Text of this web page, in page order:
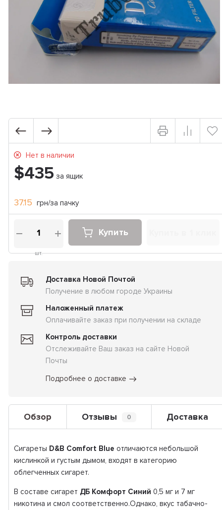
Нет в наличии
$435 за ящик
37.15 грн/за пачку
шт.
Купить
Доставка Новой Почтой
Получение в любом городе Украины
Наложенный платеж
Оплачивайте заказ при получении на складе
Контроль доставки
Отслеживайте Ваш заказ на сайте Новой
Почты
Подробнее о доставке
Обзор Отзывы 0 Доставка
Сигареты D&B Сomfort Blue отличаются небольшой
кислинкой и густым дымом, входят в категорию
облегченных сигарет.
В составе сигарет ДБ Комфорт Синий 0,5 мг и 7 мг
никотина и смол соответственно.Однако, вкус табачно-